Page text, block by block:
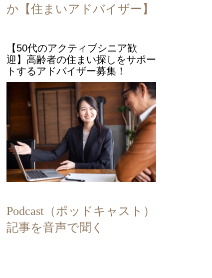
か【住まいアドバイザー】
【50代のアクティブシニア歓
迎】高齢者の住まい探しをサポー
トするアドバイザー募集！
Podcast（ポッドキャスト）
記事を音声で聞く